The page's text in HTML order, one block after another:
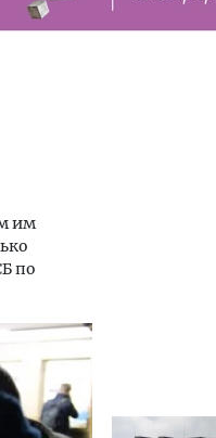
им
по